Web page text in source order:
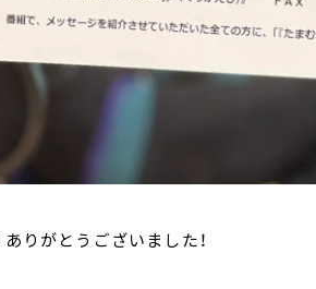
りがとうございました！